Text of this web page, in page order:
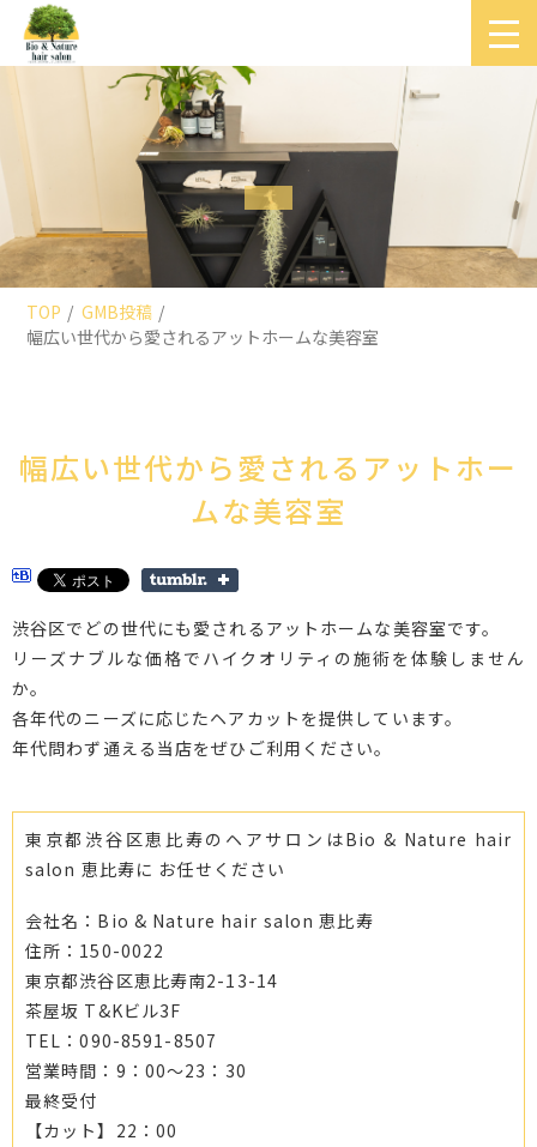
TOP
GMB投稿
幅広い世代から愛されるアットホームな美容室
幅広い世代から愛されるアットホー
ムな美容室
渋谷区でどの世代にも愛されるアットホームな美容室です。
リーズナブルな価格でハイクオリティの施術を体験しません
か。
各年代のニーズに応じたヘアカットを提供しています。
年代問わず通える当店をぜひご利用ください。
東京都渋谷区恵比寿のヘアサロンはBio & Nature hair
salon 恵比寿に お任せください
会社名：Bio & Nature hair salon 恵比寿
住所：150-0022
東京都渋谷区恵比寿南2-13-14
茶屋坂 T&Kビル3F
TEL：090-8591-8507
営業時間：9：00～23：30
最終受付
【カット】22：00